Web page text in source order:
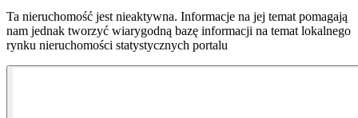
Ta nieruchomość jest nieaktywna. Informacje na jej temat pomagają
nam jednak tworzyć wiarygodną bazę informacji na temat lokalnego
rynku nieruchomości statystycznych portalu